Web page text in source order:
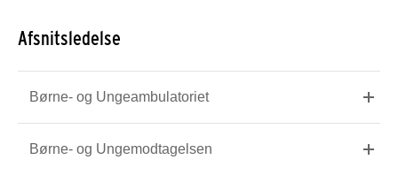
Afsnitsledelse
Børne- og Ungeambulatoriet
Børne- og Ungemodtagelsen